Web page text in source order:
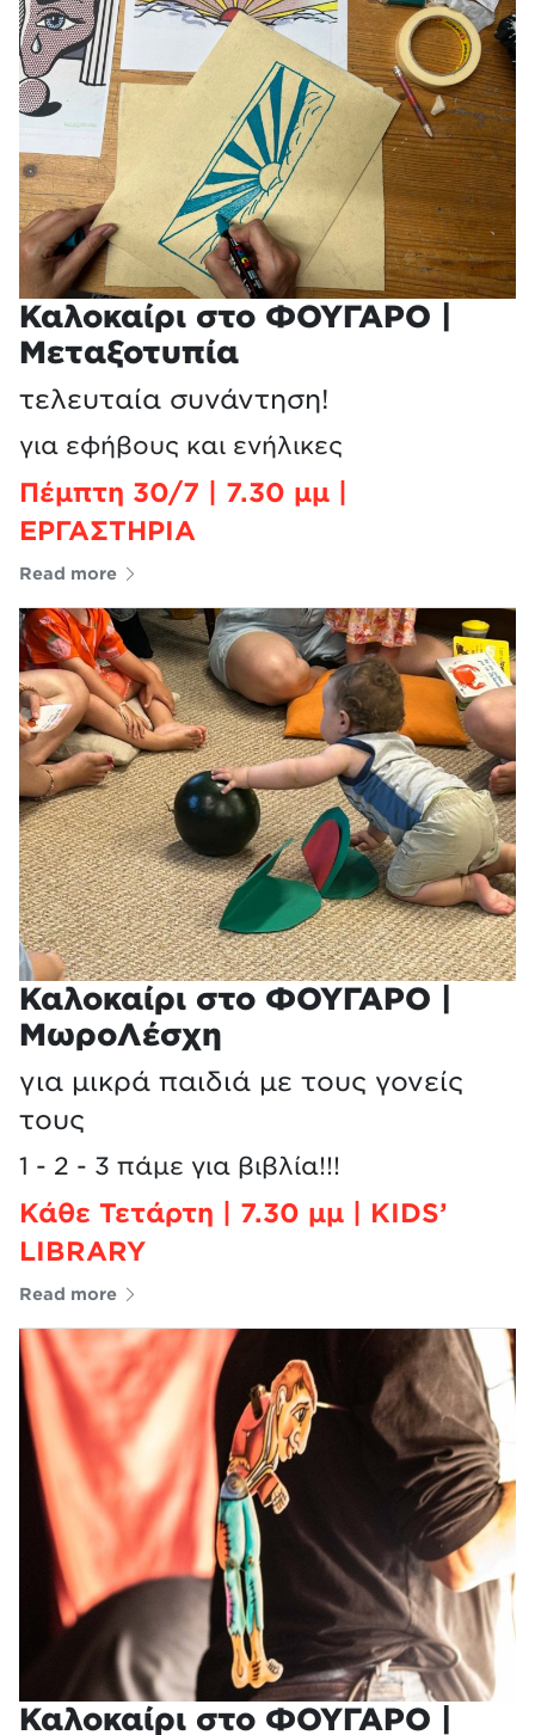
Καλοκαίρι στο ΦΟΥΓΑΡΟ |
Μεταξοτυπία
Πέμπτη 30/7 | 7.30 μμ |
ΕΡΓΑΣΤΗΡΙΑ
τελευταία συνάντηση!
για εφήβους και ενήλικες
Read more
Καλοκαίρι στο ΦΟΥΓΑΡΟ |
ΜωροΛέσχη
Κάθε Τετάρτη | 7.30 μμ | KIDS’
LIBRARY
για μικρά παιδιά με τους γονείς
τους
1 - 2 - 3 πάμε για βιβλία!!!
Read more
Καλοκαίρι στο ΦΟΥΓΑΡΟ |